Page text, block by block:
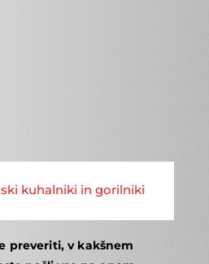
kuhalniki in gorilniki
preveriti, v kakšnem